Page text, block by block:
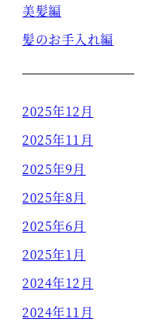
美髪編
髪のお手入れ編
2025年12月
2025年11月
2025年9月
2025年8月
2025年6月
2025年1月
2024年12月
2024年11月